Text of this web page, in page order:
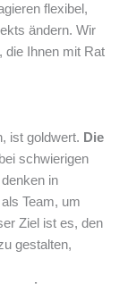
flexibel,
ändern. Wir
, die Ihnen mit Rat
ist goldwert. Die
schwierigen
in
Team, um
Ziel ist es, den
gestalten,